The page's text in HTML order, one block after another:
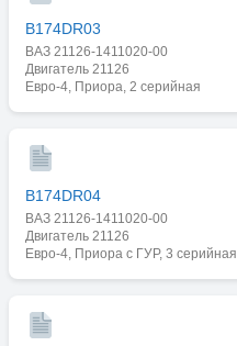
B174DR03
ВАЗ 21126-1411020-00
Двигатель 21126
Евро-4, Приора, 2 серийная
B174DR04
ВАЗ 21126-1411020-00
Двигатель 21126
Евро-4, Приора с ГУР, 3 серийная